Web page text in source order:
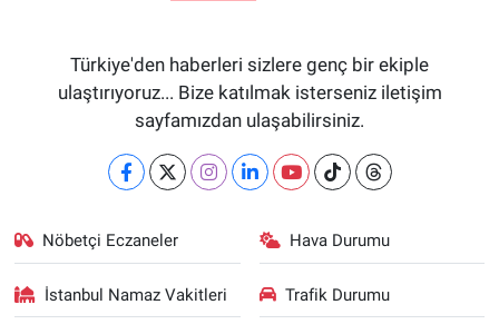
Türkiye'den haberleri sizlere genç bir ekiple
ulaştırıyoruz... Bize katılmak isterseniz iletişim
sayfamızdan ulaşabilirsiniz.
Nöbetçi Eczaneler Hava Durumu
İstanbul Namaz Vakitleri Trafik Durumu